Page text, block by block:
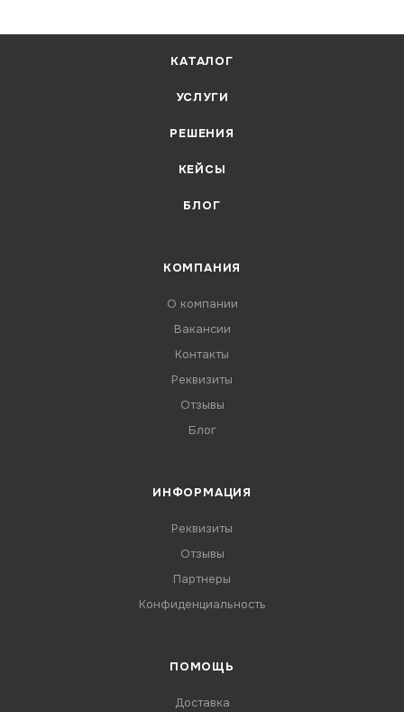
КАТАЛОГ
УСЛУГИ
РЕШЕНИЯ
КЕЙСЫ
БЛОГ
КОМПАНИЯ
О компании
Вакансии
Контакты
Реквизиты
Отзывы
Блог
ИНФОРМАЦИЯ
Реквизиты
Отзывы
Партнеры
Конфиденциальность
ПОМОЩЬ
Доставка